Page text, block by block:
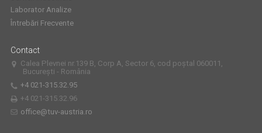
Laborator Analize
Întrebări Frecvente
Contact
Calea Plevnei nr.139 B, Corp A, Sector 6, cod poștal 060011,
București - România
+4 021-315.32.95
+4 021-315.32.96
office@tuv-austria.ro